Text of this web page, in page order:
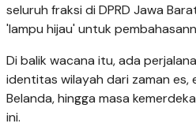
seluruh fraksi di DPRD Jawa
'lampu hijau' untuk
Di balik wacana itu, ada
identitas wilayah dari zaman es,
Belanda, hingga masa
ini.